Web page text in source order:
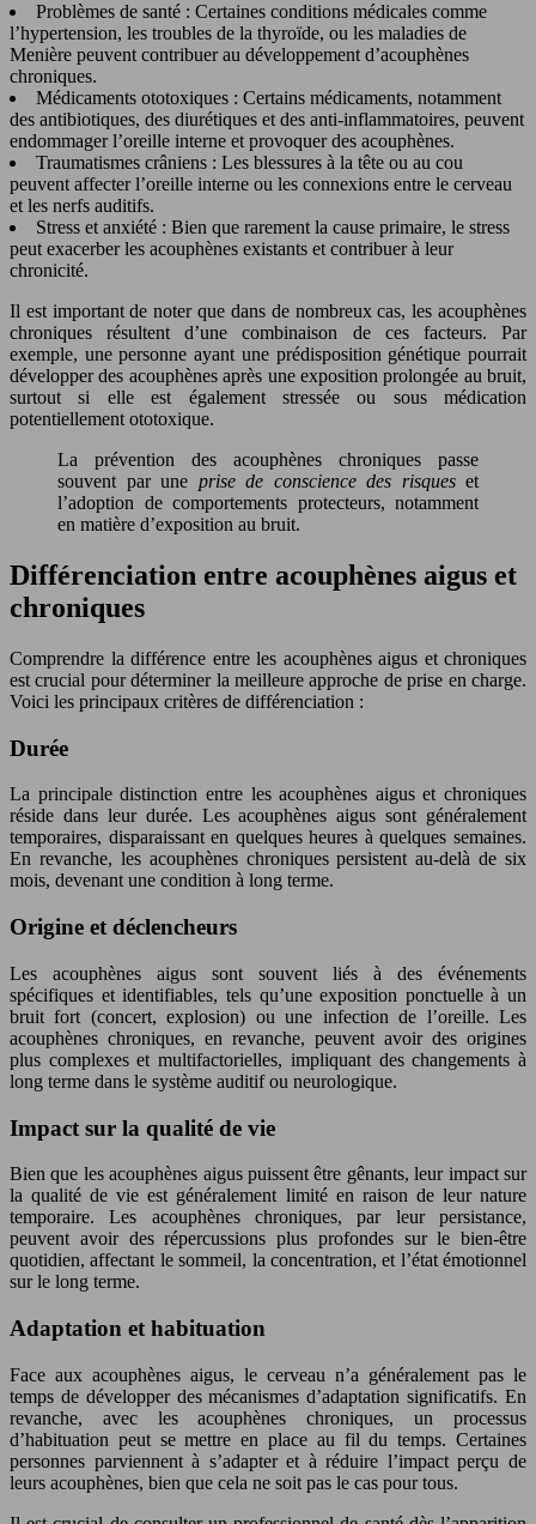
Problèmes de santé : Certaines conditions médicales comme
l’hypertension, les troubles de la thyroïde, ou les maladies de
Menière peuvent contribuer au développement d’acouphènes
chroniques.
Médicaments ototoxiques : Certains médicaments, notamment
des antibiotiques, des diurétiques et des anti-inflammatoires, peuvent
endommager l’oreille interne et provoquer des acouphènes.
Traumatismes crâniens : Les blessures à la tête ou au cou
peuvent affecter l’oreille interne ou les connexions entre le cerveau
et les nerfs auditifs.
Stress et anxiété : Bien que rarement la cause primaire, le stress
peut exacerber les acouphènes existants et contribuer à leur
chronicité.
Il est important de noter que dans de nombreux cas, les acouphènes
chroniques résultent d’une combinaison de ces facteurs. Par
exemple, une personne ayant une prédisposition génétique pourrait
développer des acouphènes après une exposition prolongée au bruit,
surtout si elle est également stressée ou sous médication
potentiellement ototoxique.
La prévention des acouphènes chroniques passe
souvent par une prise de conscience des risqueset
l’adoption de comportements protecteurs, notamment
en matière d’exposition au bruit.
Différenciation entre acouphènes aigus et
chroniques
Comprendre la différence entre les acouphènes aigus et chroniques
est crucial pour déterminer la meilleure approche de prise en charge.
Voici les principaux critères de différenciation :
Durée
La principale distinction entre les acouphènes aigus et chroniques
réside dans leur durée. Les acouphènes aigus sont généralement
temporaires, disparaissant en quelques heures à quelques semaines.
En revanche, les acouphènes chroniques persistent au-delà de six
mois, devenant une condition à long terme.
Origine et déclencheurs
Les acouphènes aigus sont souvent liés à des événements
spécifiques et identifiables, tels qu’une exposition ponctuelle à un
bruit fort (concert, explosion) ou une infection de l’oreille. Les
acouphènes chroniques, en revanche, peuvent avoir des origines
plus complexes et multifactorielles, impliquant des changements à
long terme dans le système auditif ou neurologique.
Impact sur la qualité de vie
Bien que les acouphènes aigus puissent être gênants, leur impact sur
la qualité de vie est généralement limité en raison de leur nature
temporaire. Les acouphènes chroniques, par leur persistance,
peuvent avoir des répercussions plus profondes sur le bien-être
quotidien, affectant le sommeil, la concentration, et l’état émotionnel
sur le long terme.
Adaptation et habituation
Face aux acouphènes aigus, le cerveau n’a généralement pas le
temps de développer des mécanismes d’adaptation significatifs. En
revanche, avec les acouphènes chroniques, un processus
d’habituation peut se mettre en place au fil du temps. Certaines
personnes parviennent à s’adapter et à réduire l’impact perçu de
leurs acouphènes, bien que cela ne soit pas le cas pour tous.